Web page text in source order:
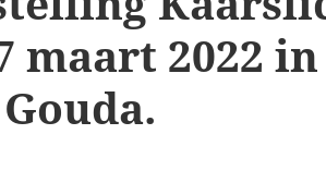
maart 2022 in